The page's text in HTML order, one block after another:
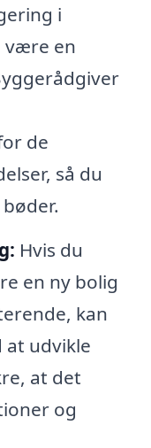
i
være en
de
så du
Hvis du
en ny bolig
kan
udvikle
at det
og